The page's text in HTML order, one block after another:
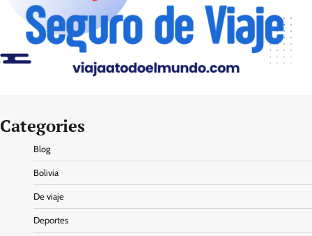
Categories
Blog
Bolivia
De viaje
Deportes